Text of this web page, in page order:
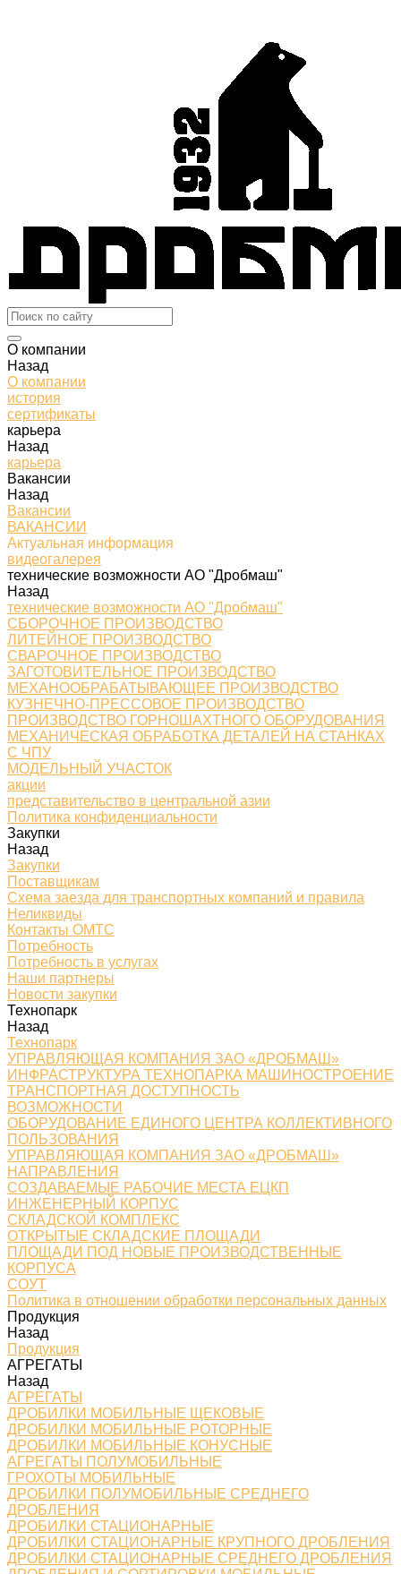
О компании
Назад
О компании
история
сертификаты
карьера
Назад
карьера
Вакансии
Назад
Вакансии
ВАКАНСИИ
Актуальная информация
видеогалерея
технические возможности АО "Дробмаш"
Назад
технические возможности АО "Дробмаш"
СБОРОЧНОЕ ПРОИЗВОДСТВО
ЛИТЕЙНОЕ ПРОИЗВОДСТВО
СВАРОЧНОЕ ПРОИЗВОДСТВО
ЗАГОТОВИТЕЛЬНОЕ ПРОИЗВОДСТВО
МЕХАНООБРАБАТЫВАЮЩЕЕ ПРОИЗВОДСТВО
КУЗНЕЧНО-ПРЕССОВОЕ ПРОИЗВОДСТВО
ПРОИЗВОДСТВО ГОРНОШАХТНОГО ОБОРУДОВАНИЯ
МЕХАНИЧЕСКАЯ ОБРАБОТКА ДЕТАЛЕЙ НА СТАНКАХ
С ЧПУ
МОДЕЛЬНЫЙ УЧАСТОК
акции
представительство в центральной азии
Политика конфиденциальности
Закупки
Назад
Закупки
Поставщикам
Схема заезда для транспортных компаний и правила
Неликвиды
Контакты ОМТС
Потребность
Потребность в услугах
Наши партнеры
Новости закупки
Технопарк
Назад
Технопарк
УПРАВЛЯЮЩАЯ КОМПАНИЯ ЗАО «ДРОБМАШ»
ИНФРАСТРУКТУРА ТЕХНОПАРКА МАШИНОСТРОЕНИЕ
ТРАНСПОРТНАЯ ДОСТУПНОСТЬ
ВОЗМОЖНОСТИ
ОБОРУДОВАНИЕ ЕДИНОГО ЦЕНТРА КОЛЛЕКТИВНОГО
ПОЛЬЗОВАНИЯ
УПРАВЛЯЮЩАЯ КОМПАНИЯ ЗАО «ДРОБМАШ»
НАПРАВЛЕНИЯ
СОЗДАВАЕМЫЕ РАБОЧИЕ МЕСТА ЕЦКП
ИНЖЕНЕРНЫЙ КОРПУС
СКЛАДСКОЙ КОМПЛЕКС
ОТКРЫТЫЕ СКЛАДСКИЕ ПЛОЩАДИ
ПЛОЩАДИ ПОД НОВЫЕ ПРОИЗВОДСТВЕННЫЕ
КОРПУСА
СОУТ
Политика в отношении обработки персональных данных
Продукция
Назад
Продукция
АГРЕГАТЫ
Назад
АГРЕГАТЫ
ДРОБИЛКИ МОБИЛЬНЫЕ ЩЕКОВЫЕ
ДРОБИЛКИ МОБИЛЬНЫЕ РОТОРНЫЕ
ДРОБИЛКИ МОБИЛЬНЫЕ КОНУСНЫЕ
АГРЕГАТЫ ПОЛУМОБИЛЬНЫЕ
ГРОХОТЫ МОБИЛЬНЫЕ
ДРОБИЛКИ ПОЛУМОБИЛЬНЫЕ СРЕДНЕГО
ДРОБЛЕНИЯ
ДРОБИЛКИ СТАЦИОНАРНЫЕ
ДРОБИЛКИ СТАЦИОНАРНЫЕ КРУПНОГО ДРОБЛЕНИЯ
ДРОБИЛКИ СТАЦИОНАРНЫЕ СРЕДНЕГО ДРОБЛЕНИЯ